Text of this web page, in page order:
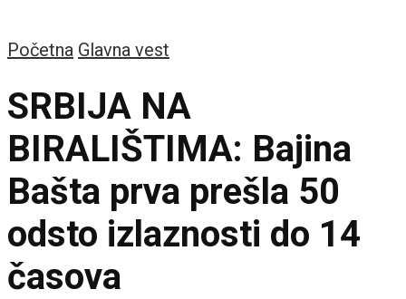
Početna Glavna vest
SRBIJA NA
BIRALIŠTIMA: Bajina
Bašta prva prešla 50
odsto izlaznosti do 14
časova